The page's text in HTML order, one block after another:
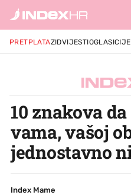
PRETPLATAZIDVIJESTIOGLASI
10 znakova
vama, vašoj
jednostavno
Index Mame